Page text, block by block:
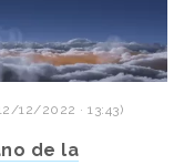
12/2022 · 13:43)
de la